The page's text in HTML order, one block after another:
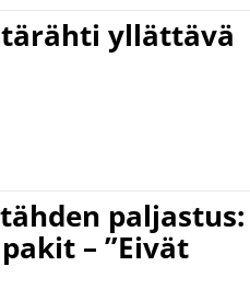
tärähti yllättävä
paljastus:
– ”Eivät